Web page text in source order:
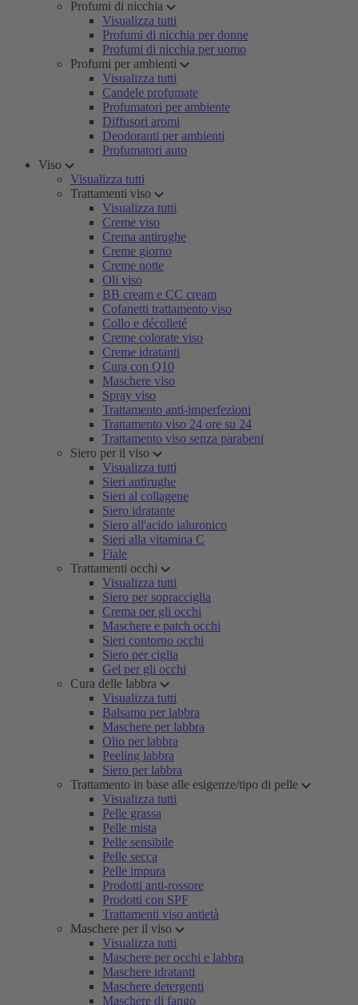
Profumi di nicchia
Visualizza tutti
Profumi di nicchia per donne
Profumi di nicchia per uomo
Profumi per ambienti
Visualizza tutti
Candele profumate
Profumatori per ambiente
Diffusori aromi
Deodoranti per ambienti
Profumatori auto
Viso
Visualizza tutti
Trattamenti viso
Visualizza tutti
Creme viso
Crema antirughe
Creme giorno
Creme notte
Oli viso
BB cream e CC cream
Cofanetti trattamento viso
Collo e décolleté
Creme colorate viso
Creme idratanti
Cura con Q10
Maschere viso
Spray viso
Trattamento anti-imperfezioni
Trattamento viso 24 ore su 24
Trattamento viso senza parabeni
Siero per il viso
Visualizza tutti
Sieri antirughe
Sieri al collagene
Siero idratante
Siero all'acido ialuronico
Sieri alla vitamina C
Fiale
Trattamenti occhi
Visualizza tutti
Siero per sopracciglia
Crema per gli occhi
Maschere e patch occhi
Sieri contorno occhi
Siero per ciglia
Gel per gli occhi
Cura delle labbra
Visualizza tutti
Balsamo per labbra
Maschere per labbra
Olio per labbra
Peeling labbra
Siero per labbra
Trattamento in base alle esigenze/tipo di pelle
Visualizza tutti
Pelle grassa
Pelle mista
Pelle sensibile
Pelle secca
Pelle impura
Prodotti anti-rossore
Prodotti con SPF
Trattamenti viso antietà
Maschere per il viso
Visualizza tutti
Maschere per occhi e labbra
Maschere idratanti
Maschere detergenti
Maschere di fango